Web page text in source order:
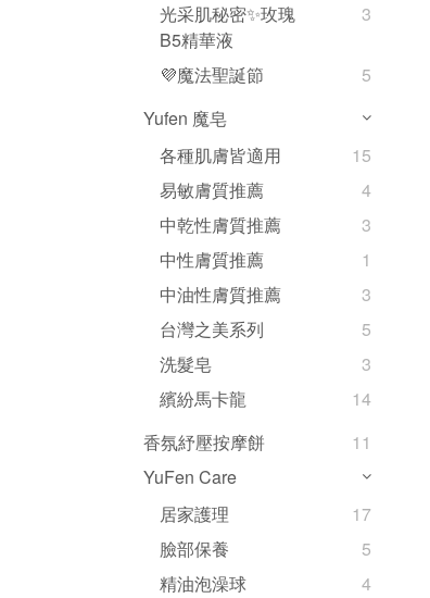
光采肌秘密✨玫瑰
B5精華液
3
💜魔法聖誕節
5
Yufen 魔皂
各種肌膚皆適用
15
易敏膚質推薦
4
中乾性膚質推薦
3
中性膚質推薦
1
中油性膚質推薦
3
台灣之美系列
5
洗髮皂
3
繽紛馬卡龍
14
香氛紓壓按摩餅
11
YuFen Care
居家護理
17
臉部保養
5
精油泡澡球
4